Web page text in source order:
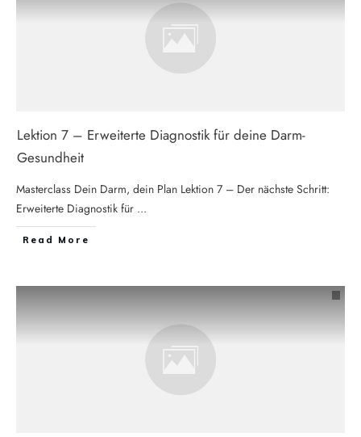
Lektion 7 – Erweiterte Diagnostik für deine Darm-
Gesundheit
Masterclass Dein Darm, dein Plan Lektion 7 – Der nächste Schritt:
Erweiterte Diagnostik für ...
Read More